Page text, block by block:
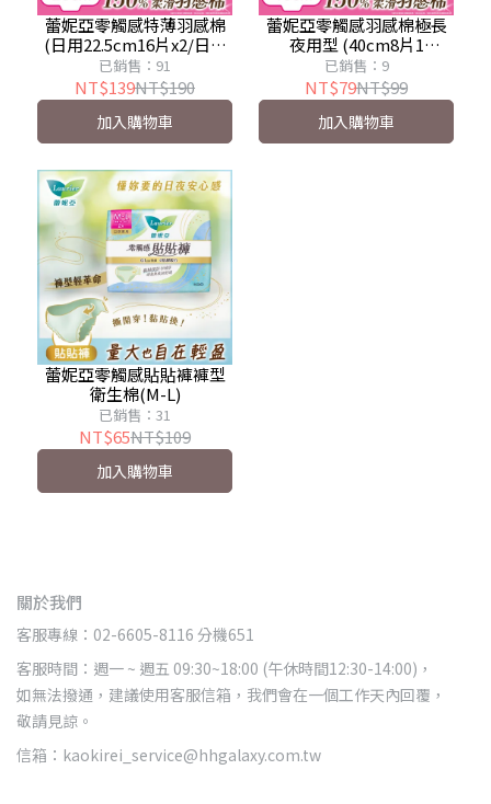
蕾妮亞零觸感特薄羽感棉
(日用22.5cm16片x2/日用
加長25cm14片x2/夜用型
30cm6片x3/超長夜用
35cm5片x3)
已銷售：91
NT$139NT$190
加入購物車
蕾妮亞零觸感羽感棉極長
夜用型 (40cm8片1
包/40cm8片2包)
已銷售：9
NT$79NT$99
加入購物車
蕾妮亞零觸感貼貼褲褲型
衛生棉(M-L)
已銷售：31
NT$65NT$109
加入購物車
關於我們
客服專線：02-6605-8116 分機651
客服時間：週一 ~ 週五 09:30~18:00 (午休時間12:30-14:00)，
如無法撥通，建議使用客服信箱，我們會在一個工作天內回覆，
敬請見諒。
信箱：kaokirei_service@hhgalaxy.com.tw